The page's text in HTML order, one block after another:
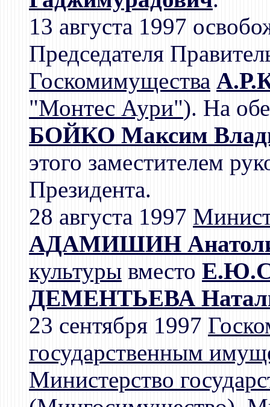
13 августа 1997
Председателя
Госкомимущества
"Монтес Аури"). На
БОЙКО Максим
этого заместителем
Президента.
28 августа 1997
АДАМИШИН
культуры вместо
ДЕМЕНТЬЕВА
23 сентября 1997
государственным
Министерство